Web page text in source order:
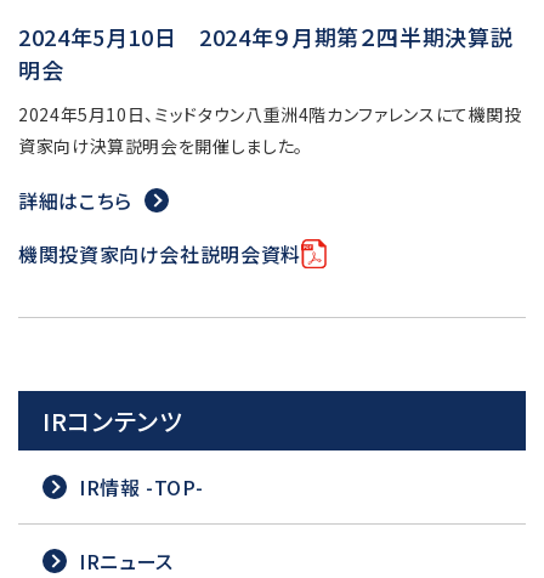
2024年5月10日 2024年９月期第２四半期決算説
明会
2024年5月10日、ミッドタウン八重洲4階カンファレンスにて機関投
資家向け決算説明会を開催しました。
詳細はこちら
機関投資家向け会社説明会資料
IRコンテンツ
IR情報 -TOP-
IRニュース